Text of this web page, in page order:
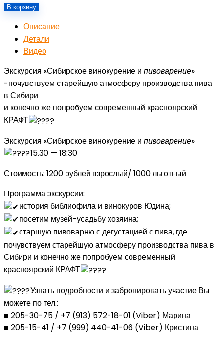
товара
октября
Экскурсия
Сибирское
винокурение
и
пивоварение.
В корзину
Описание
Детали
Видео
Экскурсия «Сибирское винокурение и пивоварение»
-почувствуем старейшую атмосферу производства пива
в Сибири⠀
и конечно же попробуем современный красноярский
КРАФТ
Экскурсия «Сибирское винокурение и пивоварение»
15.30 — 18:30
Стоимость: 1200 рублей взрослый/ 1000 льготный
Программа экскурсии:
история библиофила и винокуров Юдина;
посетим музей-усадьбу хозяина;
старшую пивоварню с дегустацией с пива, где
почувствуем старейшую атмосферу производства пива в
Сибири и конечно же попробуем современный
красноярский КРАФТ
Узнать подробности и забронировать участие Вы
можете по тел.:
■ 205-30-75 / +7 (913) 572-18-01 (Viber) Марина
■ 205-15-41 / +7 (999) 440-41-06 (Viber) Кристина